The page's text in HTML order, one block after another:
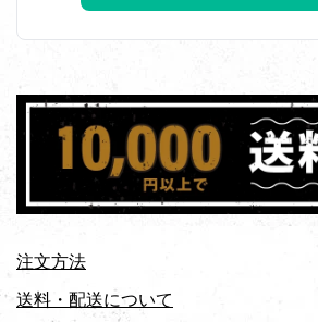
注文方法
送料・配送について